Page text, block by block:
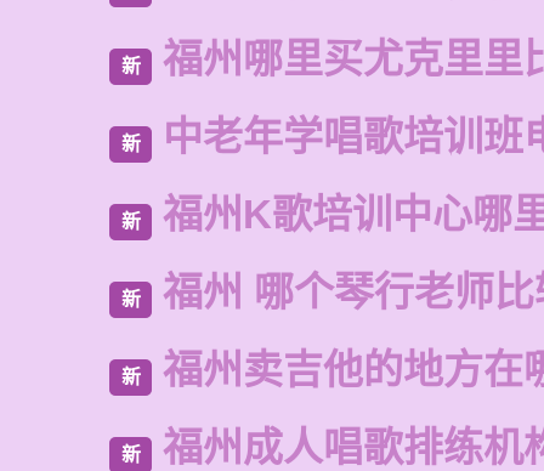
新 福州哪里买尤克里里
新 中老年学唱歌培训班
新 福州K歌培训中心哪
新 福州 哪个琴行老师
新 福州卖吉他的地方在
新 福州成人唱歌排练机